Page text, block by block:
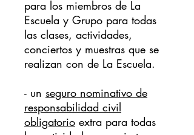
para los miembros de La
Escuela y Grupo para todas
las clases, actividades,
conciertos y muestras que se
realizan con de La Escuela.
- un seguro nominativo de
responsabilidad civil
obligatorio extra para todas